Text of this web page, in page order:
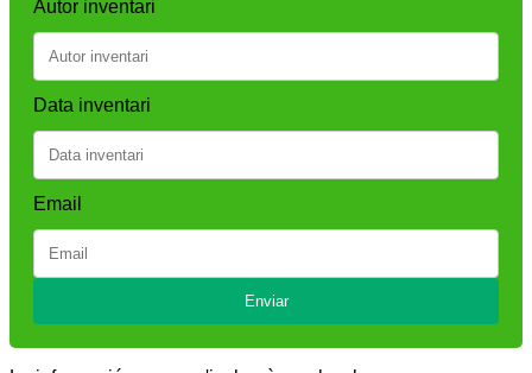
Autor inventari
Data inventari
Email